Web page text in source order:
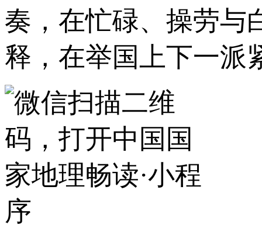
奏，在忙碌、操劳与
释，在举国上下一派